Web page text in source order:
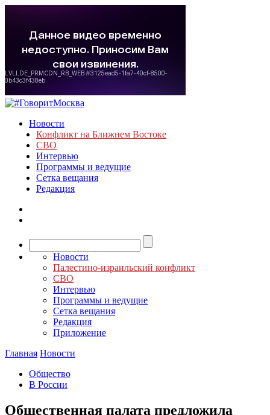
Новости
Конфликт на Ближнем Востоке
СВО
Интервью
Программы и ведущие
Сетка вещания
Редакция
Новости
Палестино-израильский конфликт
СВО
Интервью
Программы и ведущие
Сетка вещания
Редакция
Приложение
Главная Новости
Общество
В России
Общественная палата предложила